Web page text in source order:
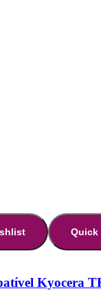
Quick
Kyocera